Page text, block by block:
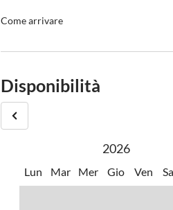
Come arrivare
Disponibilità
2026
Lun Mar Mer Gio Ven